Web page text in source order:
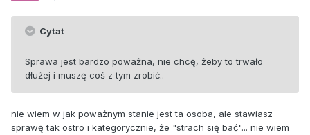
Cytat
Sprawa jest bardzo poważna, nie chcę, żeby to trwało
dłużej i muszę coś z tym zrobić..
nie wiem w jak poważnym stanie jest ta osoba, ale stawiasz
sprawę tak ostro i kategorycznie, że "strach się bać"... nie wiem